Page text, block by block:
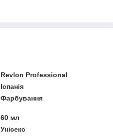
Revlon Professional
Іспанія
Фарбування
60 мл
Унісекс